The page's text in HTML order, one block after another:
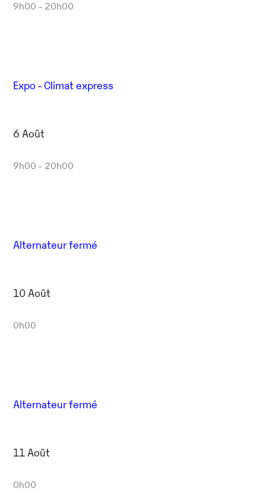
9h00 - 20h00
Expo - Climat express
6 Août
9h00 - 20h00
Alternateur fermé
10 Août
0h00
Alternateur fermé
11 Août
0h00